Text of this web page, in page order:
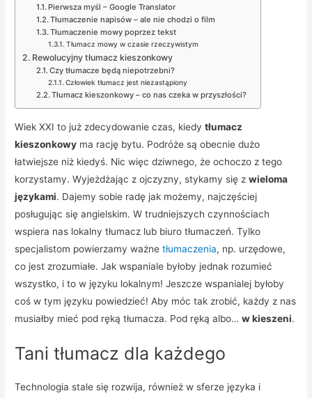
Pierwsza myśl – Google Translator
Tłumaczenie napisów – ale nie chodzi o film
Tłumaczenie mowy poprzez tekst
Tłumacz mowy w czasie rzeczywistym
Rewolucyjny tłumacz kieszonkowy
Czy tłumacze będą niepotrzebni?
Człowiek tłumacz jest niezastąpiony
Tłumacz kieszonkowy – co nas czeka w przyszłości?
Wiek XXI to już zdecydowanie czas, kiedytłumacz
kieszonkowy ma rację bytu. Podróże są obecnie dużo
łatwiejsze niż kiedyś. Nic więc dziwnego, że ochoczo z tego
korzystamy. Wyjeżdżając z ojczyzny, stykamy się zwieloma
językami. Dajemy sobie radę jak możemy, najczęściej
posługując się angielskim. W trudniejszych czynnościach
wspiera nas lokalny tłumacz lub biuro tłumaczeń. Tylko
specjalistom powierzamy ważnetłumaczenia, np. urzędowe,
co jest zrozumiałe. Jak wspaniale byłoby jednak rozumieć
wszystko, i to w języku lokalnym! Jeszcze wspanialej byłoby
coś w tym języku powiedzieć! Aby móc tak zrobić, każdy z nas
musiałby mieć pod ręką tłumacza. Pod ręką albo…w kieszeni.
Tani tłumacz dla każdego
Technologia stale się rozwija, również w sferze języka i